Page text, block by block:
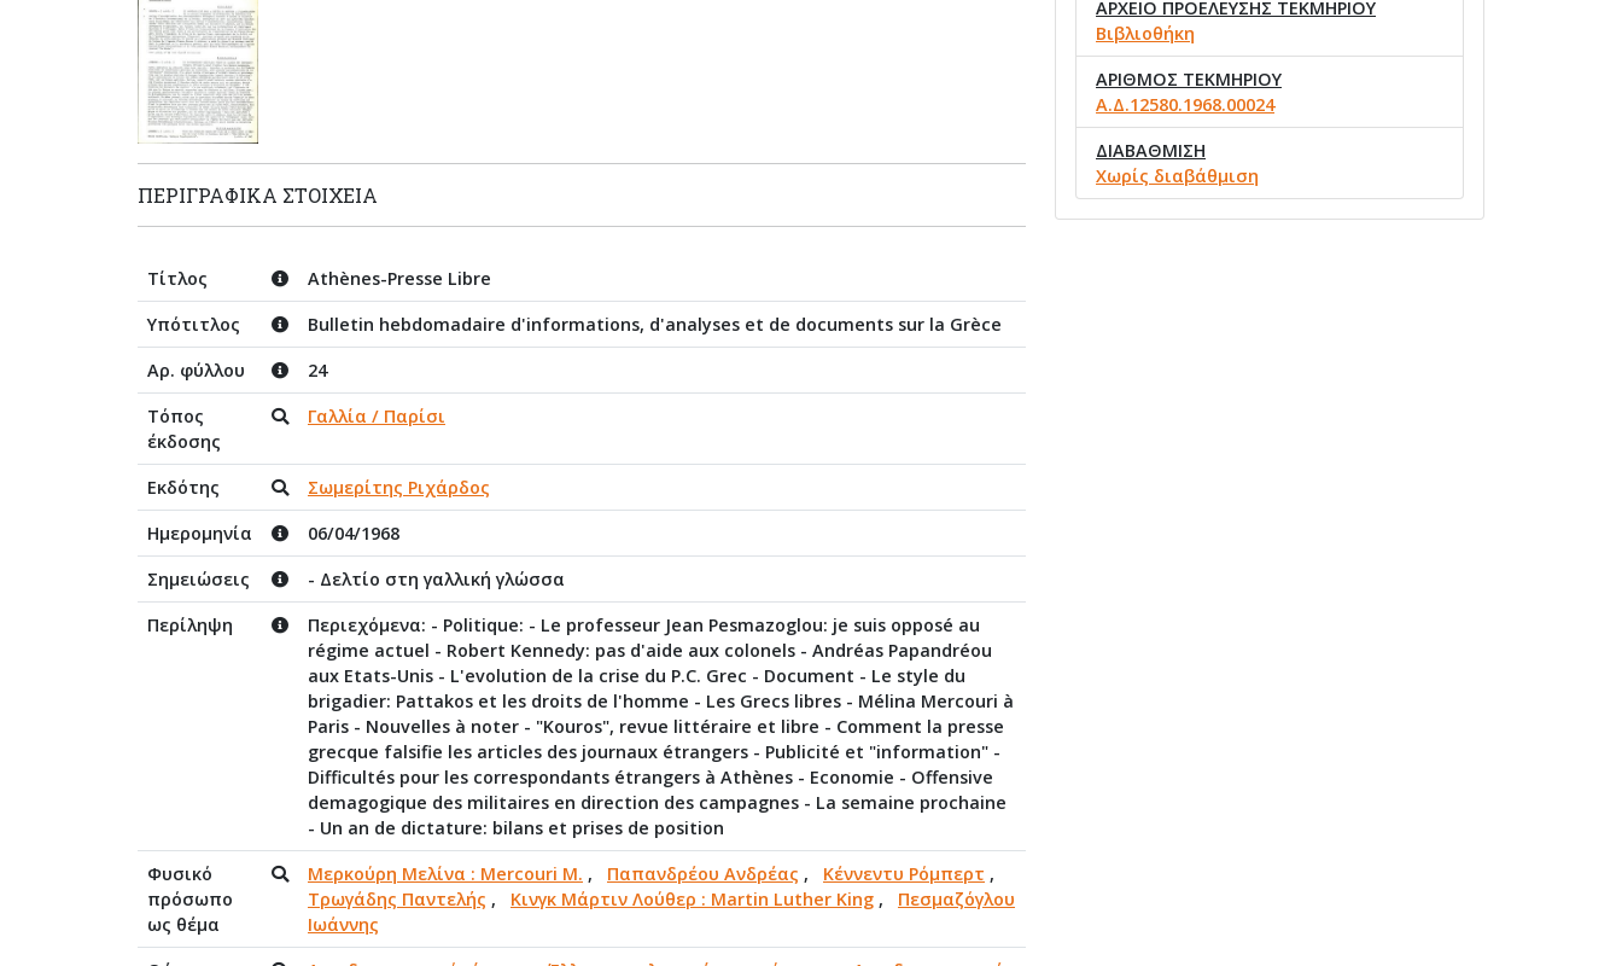
ΠΕΡΙΓΡΑΦΙΚΆ ΣΤΟΙΧΕΊΑ
Τίτλος
Athènes-Presse Libre
Υπότιτλος
Bulletin hebdomadaire d'informations, d'analyses et de documents sur la Grèce
Αρ. φύλλου
24
Τόπος
έκδοσης
Γαλλία / Παρίσι
Εκδότης
Σωμερίτης Ριχάρδος
Ημερομηνία
06/04/1968
Σημειώσεις
- Δελτίο στη γαλλική γλώσσα
Περίληψη
Περιεχόμενα: - Politique: - Le professeur Jean Pesmazoglou: je suis opposé au
régime actuel - Robert Kennedy: pas d'aide aux colonels - Andréas Papandréou
aux Etats-Unis - L'evolution de la crise du P.C. Grec - Document - Le style du
brigadier: Pattakos et les droits de l'homme - Les Grecs libres - Mélina Mercouri à
Paris - Nouvelles à noter - "Kouros", revue littéraire et libre - Comment la presse
grecque falsifie les articles des journaux étrangers - Publicité et "information" -
Difficultés pour les correspondants étrangers à Athènes - Economie - Offensive
demagogique des militaires en direction des campagnes - La semaine prochaine
- Un an de dictature: bilans et prises de position
Φυσικό
πρόσωπο
ως θέμα
Μερκούρη Μελίνα : Mercouri M. , Παπανδρέου Ανδρέας , Κέννεντυ Ρόμπερτ ,
Τρωγάδης Παντελής , Κινγκ Μάρτιν Λούθερ : Martin Luther King , Πεσμαζόγλου
Ιωάννης
ΑΡΧΕΙΟ ΠΡΟΕΛΕΥΣΗΣ ΤΕΚΜΗΡΙΟΥ
Βιβλιοθήκη
ΑΡΙΘΜΟΣ ΤΕΚΜΗΡΙΟΥ
Α.Δ.12580.1968.00024
ΔΙΑΒΑΘΜΙΣΗ
Χωρίς διαβάθμιση